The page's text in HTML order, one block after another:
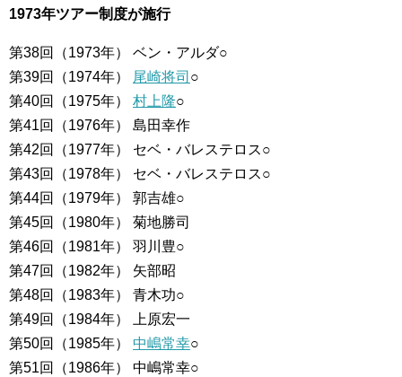
1973年ツアー制度が施行
第38回（1973年） ベン・アルダ○
第39回（1974年）
尾崎将司 ○
第40回（1975年） 村上隆○
第41回（1976年） 島田幸作
第42回（1977年） セベ・バレステロス○
第43回（1978年） セベ・バレステロス○
第44回（1979年） 郭吉雄○
第45回（1980年） 菊地勝司
第46回（1981年） 羽川豊○
第47回（1982年） 矢部昭
第48回（1983年） 青木功○
第49回（1984年） 上原宏一
第50回（1985年） 中嶋常幸○
第51回（1986年） 中嶋常幸○